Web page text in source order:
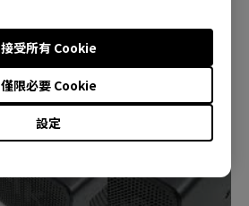
設定
僅限必要 Cookie
接受所有 Cookie